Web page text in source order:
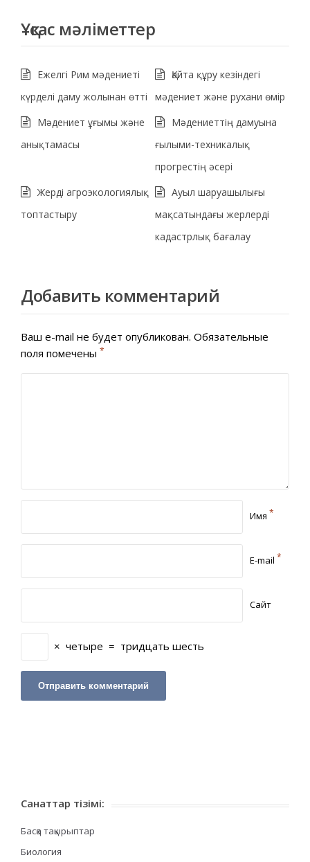
Ұқсас мәліметтер
Ежелгі Рим мәдениеті
күрделі даму жолынан өтті
Қайта құру кезіндегі
мәдениет және рухани өмір
Мәдениет ұғымы және
анықтамасы
Мәдениеттің дамуына
ғылыми-техникалық
прогрестің әсері
Жерді агроэкологиялық
топтастыру
Ауыл шаруашылығы
мақсатындағы жерлерді
кадастрлық бағалау
Добавить комментарий
Ваш e-mail не будет опубликован. Обязательные
поля помечены *
Имя *
E-mail *
Сайт
× четыре = тридцать шесть
Санаттар тізімі:
Басқа тақырыптар
Биология